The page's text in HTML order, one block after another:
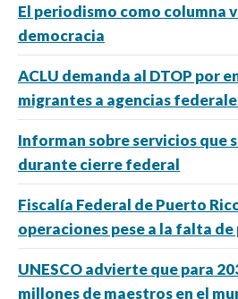
El periodismo como columna
democracia
ACLU demanda al DTOP por
migrantes a agencias
Informan sobre servicios que
durante cierre federal
Fiscalía Federal de Puerto
operaciones pese a la falta
UNESCO advierte que para
millones de maestros en el